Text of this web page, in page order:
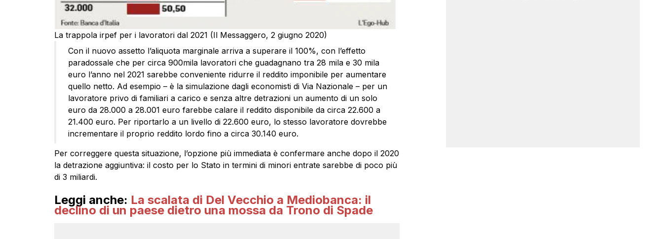
La trappola irpef per i lavoratori dal 2021 (Il Messaggero, 2 giugno 2020)
Con il nuovo assetto l’aliquota marginale arriva a superare il 100%, con l’effetto
paradossale che per circa 900mila lavoratori che guadagnano tra 28 mila e 30 mila
euro l’anno nel 2021 sarebbe conveniente ridurre il reddito imponibile per aumentare
quello netto. Ad esempio – è la simulazione dagli economisti di Via Nazionale – per un
lavoratore privo di familiari a carico e senza altre detrazioni un aumento di un solo
euro da 28.000 a 28.001 euro farebbe calare il reddito disponibile da circa 22.600 a
21.400 euro. Per riportarlo a un livello di 22.600 euro, lo stesso lavoratore dovrebbe
incrementare il proprio reddito lordo fino a circa 30.140 euro.
Per correggere questa situazione, l’opzione più immediata è confermare anche dopo il 2020
la detrazione aggiuntiva: il costo per lo Stato in termini di minori entrate sarebbe di poco più
di 3 miliardi.
Leggi anche: La scalata di Del Vecchio a Mediobanca: il
declino di un paese dietro una mossa da Trono di Spade